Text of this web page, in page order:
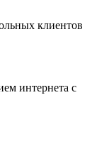
клиентов
интернета с